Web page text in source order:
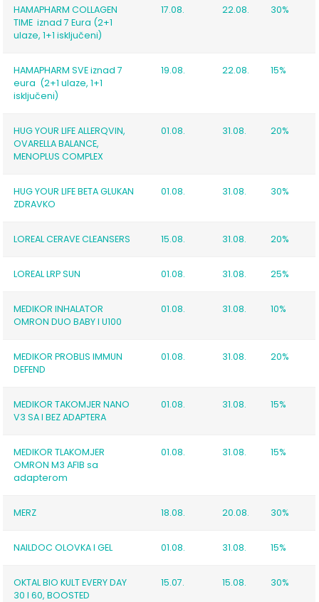
HAMAPHARM COLLAGEN
TIME iznad 7 Eura (2+1
ulaze, 1+1 isključeni)
17.08. 22.08. 30%
HAMAPHARM SVE iznad 7
eura (2+1 ulaze, 1+1
isključeni)
19.08. 22.08. 15%
HUG YOUR LIFE ALLERQVIN,
OVARELLA BALANCE,
MENOPLUS COMPLEX
01.08. 31.08. 20%
HUG YOUR LIFE BETA GLUKAN
ZDRAVKO
01.08. 31.08. 30%
LOREAL CERAVE CLEANSERS 15.08. 31.08. 20%
LOREAL LRP SUN 01.08. 31.08. 25%
MEDIKOR INHALATOR
OMRON DUO BABY I U100
01.08. 31.08. 10%
MEDIKOR PROBLIS IMMUN
DEFEND
01.08. 31.08. 20%
MEDIKOR TAKOMJER NANO
V3 SA I BEZ ADAPTERA
01.08. 31.08. 15%
MEDIKOR TLAKOMJER
OMRON M3 AFIB sa
adapterom
01.08. 31.08. 15%
MERZ 18.08. 20.08. 30%
NAILDOC OLOVKA I GEL 01.08. 31.08. 15%
OKTAL BIO KULT EVERY DAY
30 I 60, BOOSTED
15.07. 15.08. 30%